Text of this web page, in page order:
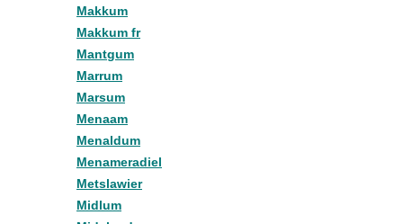
Makkum
Makkum fr
Mantgum
Marrum
Marsum
Menaam
Menaldum
Menameradiel
Metslawier
Midlum